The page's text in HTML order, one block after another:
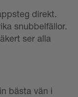
direkt.
snubbelfällor.
ser alla
bästa vän i